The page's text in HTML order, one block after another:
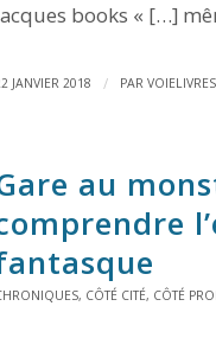
books « […]
JANVIER 2018 / PAR VOIELIVRES
au
, CÔTÉ CITÉ, CÔTÉ